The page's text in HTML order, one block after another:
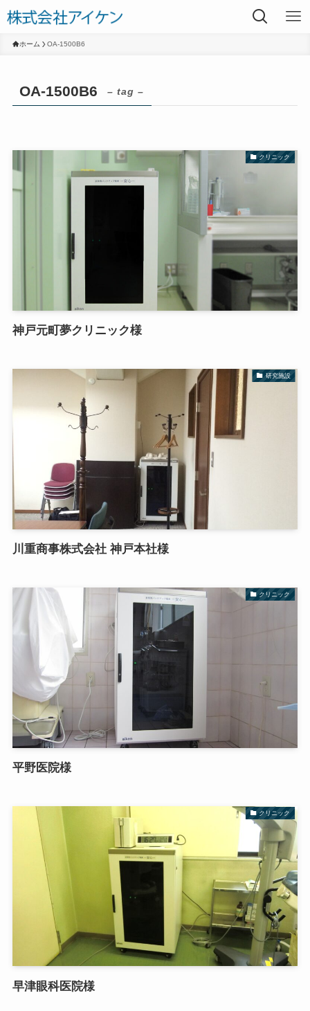
ホーム OA-1500B6
OA-1500B6 – tag –
クリニック
神戸元町夢クリニック様
研究施設
川重商事株式会社 神戸本社様
クリニック
平野医院様
クリニック
早津眼科医院様